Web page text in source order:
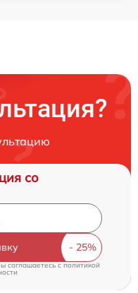
со
соглашаетесь cполитикой